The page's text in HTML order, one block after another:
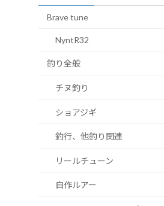
Brave tune
NyntR32
釣り全般
チヌ釣り
ショアジギ
釣行、他釣り関連
リールチューン
自作ルアー